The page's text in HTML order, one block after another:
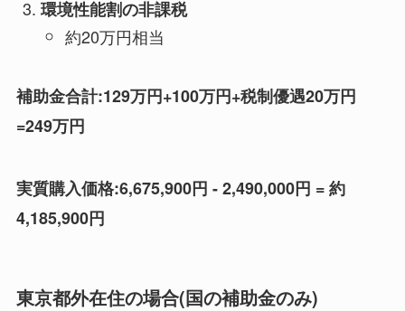
環境性能割の非課税
約20万円相当
補助金合計:129万円+100万円+税制優遇20万円
=249万円
実質購入価格:6,675,900円 - 2,490,000円 = 約
4,185,900円
東京都外在住の場合(国の補助金のみ)